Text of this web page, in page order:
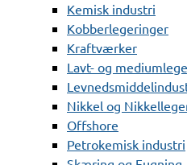
Kemisk industri
Kobberlegeringer
Kraftværker
Lavt- og
Nikkel og
Offshore
Petrokemisk industri